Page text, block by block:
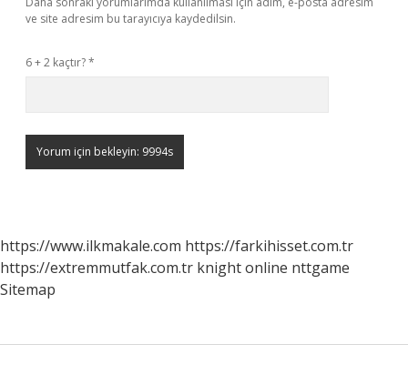
ve site adresim bu tarayıcıya kaydedilsin.
6 + 2 kaçtır?*
https://www.ilkmakale.com https://farkihisset.com.tr
https://extremmutfak.com.tr knight online nttgame
Sitemap